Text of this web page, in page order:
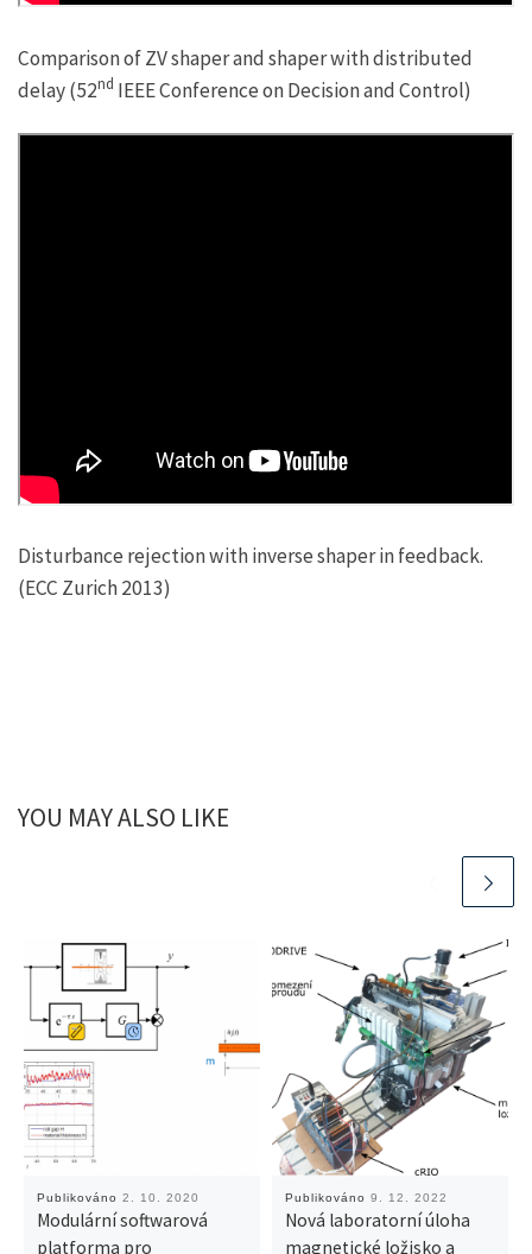
Comparison of ZV shaper and shaper with distributed
delay (52nd IEEE Conference on Decision and Control)
Disturbance rejection with inverse shaper in feedback.
(ECC Zurich 2013)
YOU MAY ALSO LIKE
Publikováno2. 10. 2020
Modulární softwarová
platforma pro
Publikováno9. 12. 2022
Nová laboratorní úloha
magnetické ložisko a